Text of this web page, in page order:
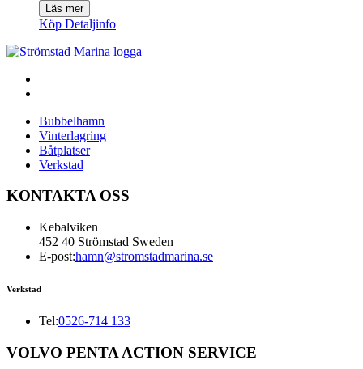
Läs mer
Köp Detaljinfo
Bubbelhamn
Vinterlagring
Båtplatser
Verkstad
KONTAKTA OSS
Kebalviken
452 40 Strömstad Sweden
E-post:hamn@stromstadmarina.se
Verkstad
Tel:0526-714 133
VOLVO PENTA ACTION SERVICE